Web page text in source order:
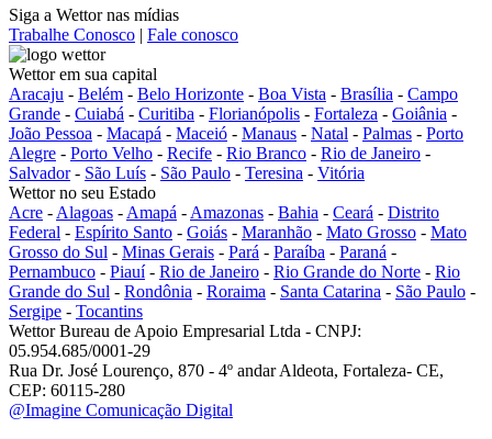
Siga a Wettor nas mídias
Trabalhe Conosco | Fale conosco
Wettor em sua capital
Aracaju - Belém - Belo Horizonte - Boa Vista - Brasília - Campo
Grande - Cuiabá - Curitiba - Florianópolis - Fortaleza - Goiânia -
João Pessoa - Macapá - Maceió - Manaus - Natal - Palmas - Porto
Alegre - Porto Velho - Recife - Rio Branco - Rio de Janeiro -
Salvador- São Luís - São Paulo - Teresina - Vitória
Wettor no seu Estado
Acre - Alagoas - Amapá - Amazonas - Bahia - Ceará - Distrito
Federal - Espírito Santo - Goiás - Maranhão - Mato Grosso - Mato
Grosso do Sul - Minas Gerais - Pará - Paraíba - Paraná -
Pernambuco - Piauí- Rio de Janeiro - Rio Grande do Norte - Rio
Grande do Sul - Rondônia - Roraima - Santa Catarina - São Paulo -
Sergipe - Tocantins
Wettor Bureau de Apoio Empresarial Ltda - CNPJ:
05.954.685/0001-29
Rua Dr. José Lourenço, 870 - 4º andar Aldeota, Fortaleza- CE,
CEP: 60115-280
@Imagine Comunicação Digital